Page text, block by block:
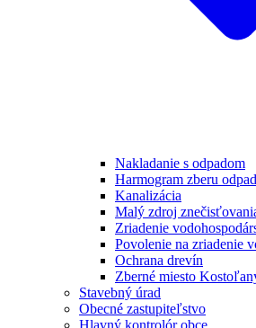
Nakladanie s odpadom
Harmogram zberu
Kanalizácia
Malý zdroj
Zriadenie
Povolenie na zriadenie
Ochrana drevín
Zberné miesto
Stavebný úrad
Obecné zastupiteľstvo